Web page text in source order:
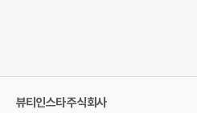
뷰티인스타 주식회사